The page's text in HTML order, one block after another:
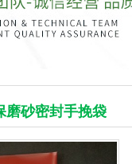
磨砂密封手挽袋